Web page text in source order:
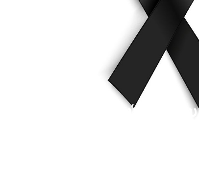
Ρίζος Ναούμης του